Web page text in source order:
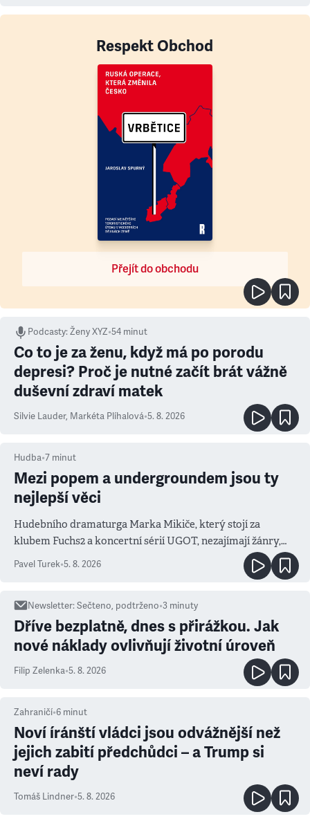
Respekt Obchod
Přejít do obchodu
Podcasty:Ženy XYZ•54 minut
Co to je za ženu, když má po porodu
depresi? Proč je nutné začít brát vážně
duševní zdraví matek
Silvie Lauder, Markéta Plíhalová•5. 8. 2026
Hudba•7 minut
Mezi popem a undergroundem jsou ty
nejlepší věci
Hudebního dramaturga Marka Mikiče, který stojí za
klubem Fuchs2 a koncertní sérií UGOT, nezajímají žánry,
ale atmosféra
Pavel Turek•5. 8. 2026
Newsletter:Sečteno, podtrženo•3 minuty
Dříve bezplatně, dnes s přirážkou. Jak
nové náklady ovlivňují životní úroveň
Filip Zelenka•5. 8. 2026
Zahraničí•6 minut
Noví íránští vládci jsou odvážnější než
jejich zabití předchůdci – a Trump si
neví rady
Tomáš Lindner•5. 8. 2026